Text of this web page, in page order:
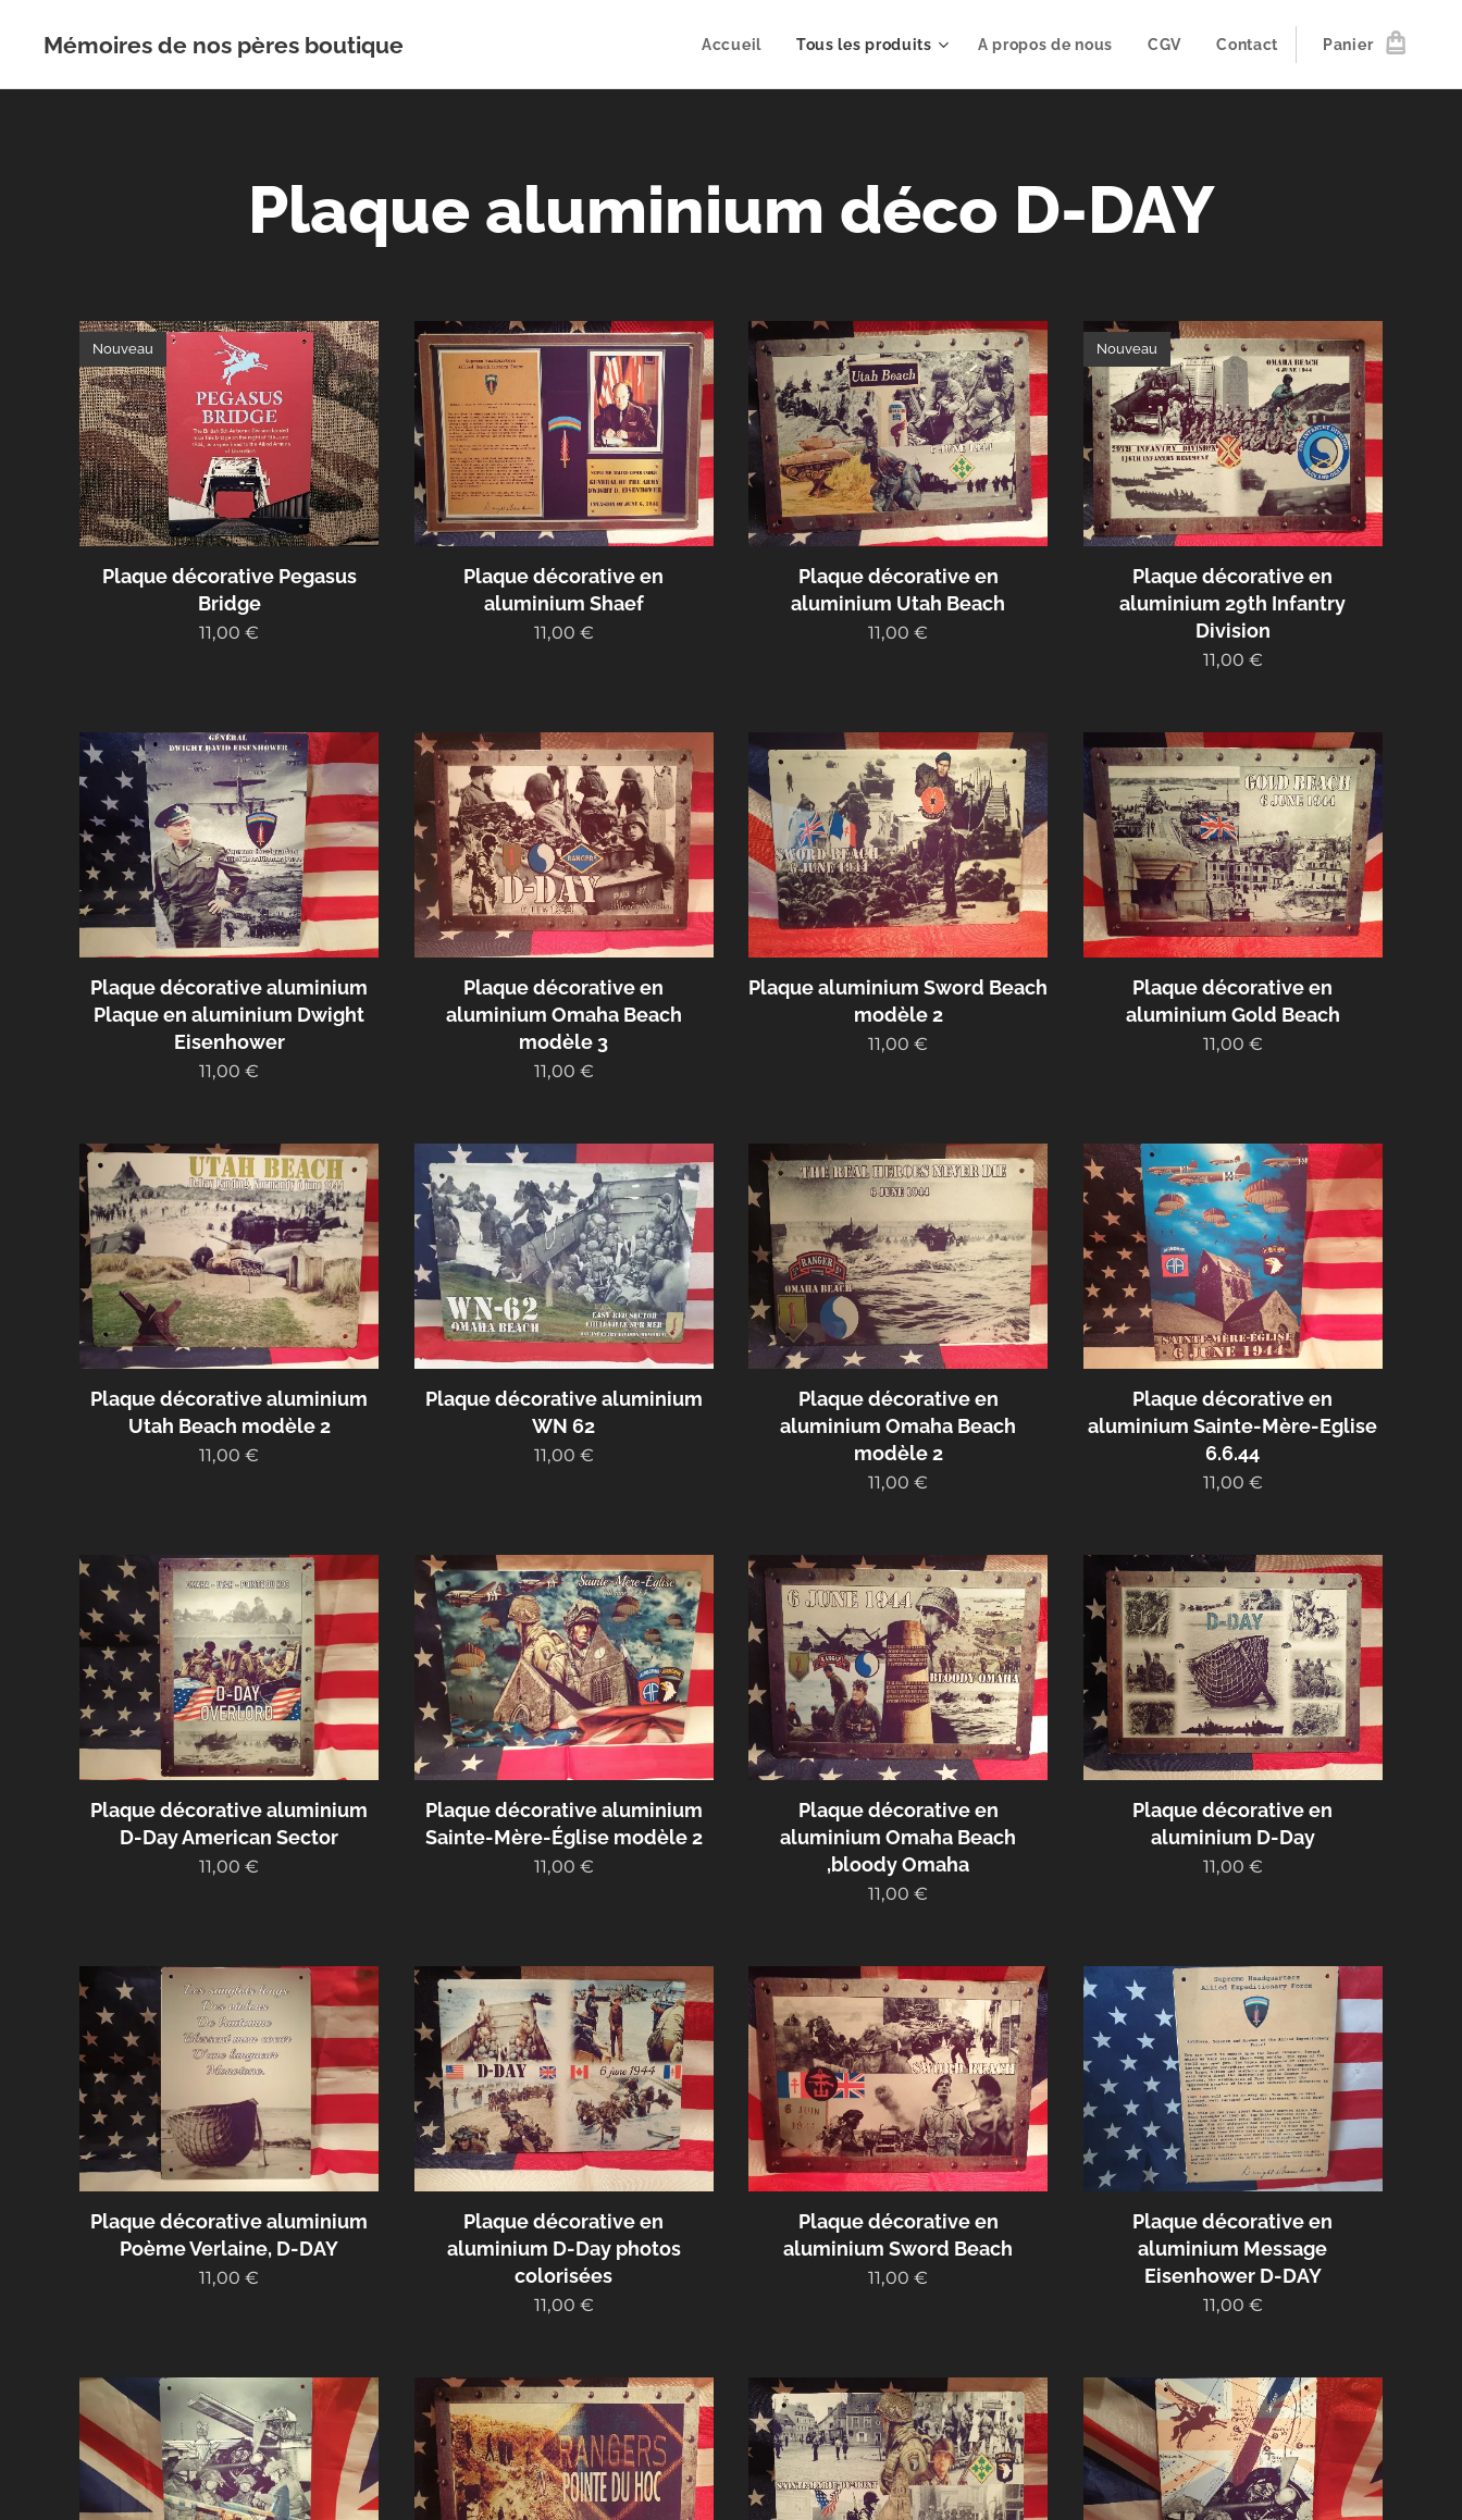
Mémoires de nos pères boutique Accueil Tous les produits A propos de nous CGV Contact Panier
Plaque aluminium déco D-DAY
Plaque décorative Pegasus
Bridge
Nouveau
11,00 €
Plaque décorative en
aluminium Shaef
11,00 €
Plaque décorative en
aluminium Utah Beach
11,00 €
Plaque décorative en
aluminium 29th Infantry
Division
Nouveau
11,00 €
Plaque décorative aluminium
Plaque en aluminium Dwight
Eisenhower
11,00 €
Plaque décorative en
aluminium Omaha Beach
modèle 3
11,00 €
Plaque aluminium Sword Beach
modèle 2
11,00 €
Plaque décorative en
aluminium Gold Beach
11,00 €
Plaque décorative aluminium
Utah Beach modèle 2
11,00 €
Plaque décorative aluminium
WN 62
11,00 €
Plaque décorative en
aluminium Omaha Beach
modèle 2
11,00 €
Plaque décorative en
aluminium Sainte-Mère-Eglise
6.6.44
11,00 €
Plaque décorative aluminium
D-Day American Sector
11,00 €
Plaque décorative aluminium
Sainte-Mère-Église modèle 2
11,00 €
Plaque décorative en
aluminium Omaha Beach
,bloody Omaha
11,00 €
Plaque décorative en
aluminium D-Day
11,00 €
Plaque décorative aluminium
Poème Verlaine, D-DAY
11,00 €
Plaque décorative en
aluminium D-Day photos
colorisées
11,00 €
Plaque décorative en
aluminium Sword Beach
11,00 €
Plaque décorative en
aluminium Message
Eisenhower D-DAY
11,00 €